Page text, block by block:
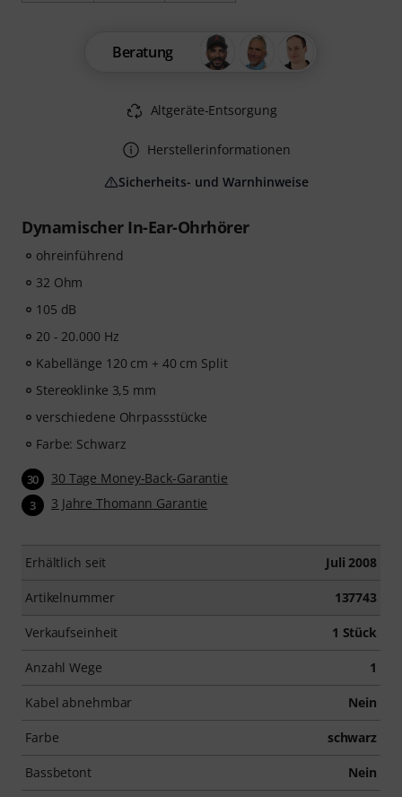
Dynamischer In-Ear-Ohrhörer
ohreinführend
32 Ohm
105 dB
20 - 20.000 Hz
Kabellänge 120 cm + 40 cm Split
Stereoklinke 3,5 mm
verschiedene Ohrpassstücke
Farbe: Schwarz
30 30 Tage Money-Back-Garantie
3 3 Jahre Thomann Garantie
Erhältlich seit Juli 2008
Artikelnummer 137743
Verkaufseinheit 1 Stück
Anzahl Wege 1
Kabel abnehmbar Nein
Farbe schwarz
Bassbetont Nein
Beratung
Altgeräte-Entsorgung
Herstellerinformationen
Sicherheits- und Warnhinweise